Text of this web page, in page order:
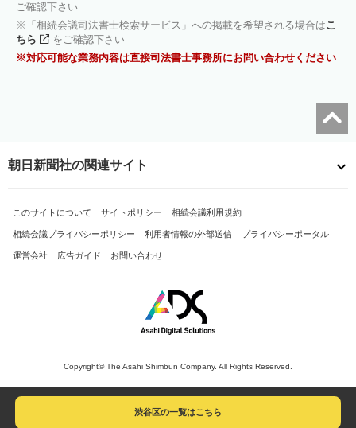
ご確認下さい
「相続会議司法書士検索サービス」への掲載を希望される場合はこ
ちら
をご確認下さい
対応可能な業務内容は直接司法書士事務所にお問い合わせください
渋谷区の一覧はこちら
朝日新聞社の関連サイト
このサイトについて サイトポリシー 相続会議利用規約
相続会議プライバシーポリシー 利用者情報の外部送信 プライバシーポータル
運営会社 広告ガイド お問い合わせ
Copyright© The Asahi Shimbun Company. All Rights Reserved.